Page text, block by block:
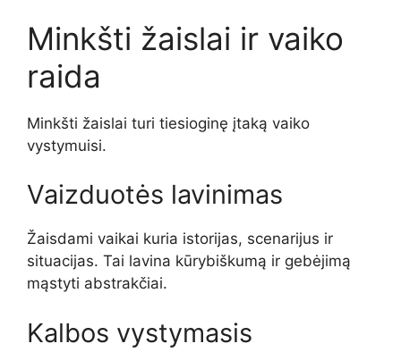
Minkšti žaislai ir vaiko
raida
Minkšti žaislai turi tiesioginę įtaką vaiko
vystymuisi.
Vaizduotės lavinimas
Žaisdami vaikai kuria istorijas, scenarijus ir
situacijas. Tai lavina kūrybiškumą ir gebėjimą
mąstyti abstrakčiai.
Kalbos vystymasis